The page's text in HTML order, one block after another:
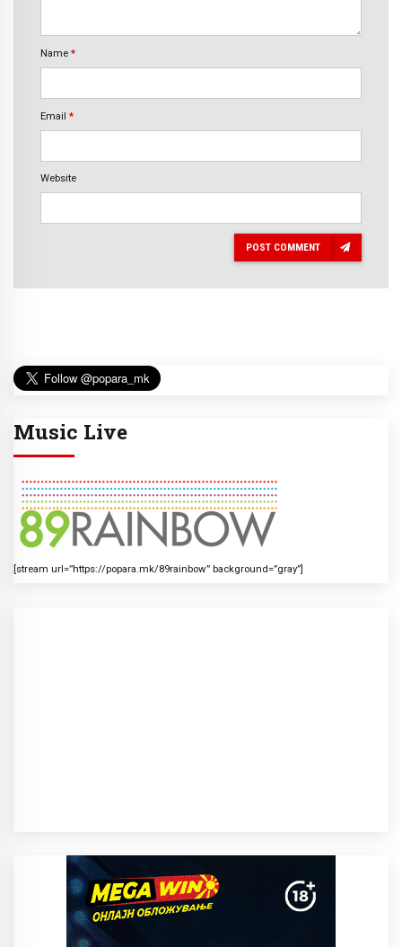
Name *
Email *
Website
POST COMMENT
Music Live
[stream url=”https://popara.mk/89rainbow” background=”gray”]